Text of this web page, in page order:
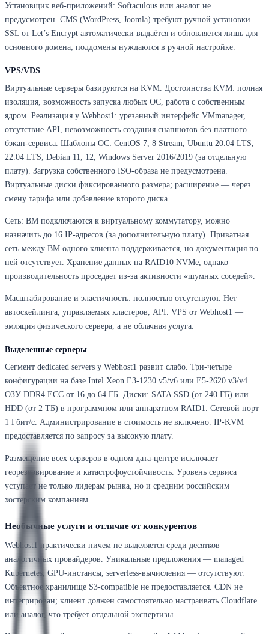
Установщик веб-приложений: Softaculous или аналог не
предусмотрен. CMS (WordPress, Joomla) требуют ручной установки.
SSL от Let’s Encrypt автоматически выдаётся и обновляется лишь для
основного домена; поддомены нуждаются в ручной настройке.
VPS/VDS
Виртуальные серверы базируются на KVM. Достоинства KVM: полная
изоляция, возможность запуска любых ОС, работа с собственным
ядром. Реализация у Webhost1: урезанный интерфейс VMmanager,
отсутствие API, невозможность создания снапшотов без платного
бэкап-сервиса. Шаблоны ОС: CentOS 7, 8 Stream, Ubuntu 20.04 LTS,
22.04 LTS, Debian 11, 12, Windows Server 2016/2019 (за отдельную
плату). Загрузка собственного ISO-образа не предусмотрена.
Виртуальные диски фиксированного размера; расширение — через
смену тарифа или добавление второго диска.
Сеть: ВМ подключаются к виртуальному коммутатору, можно
назначить до 16 IP-адресов (за дополнительную плату). Приватная
сеть между ВМ одного клиента поддерживается, но документация по
ней отсутствует. Хранение данных на RAID10 NVMe, однако
производительность проседает из-за активности «шумных соседей».
Масштабирование и эластичность: полностью отсутствуют. Нет
автоскейлинга, управляемых кластеров, API. VPS от Webhost1 —
эмляция физического сервера, а не облачная услуга.
Выделенные серверы
Сегмент dedicated servers у Webhost1 развит слабо. Три-четыре
конфигурации на базе Intel Xeon E3-1230 v5/v6 или E5-2620 v3/v4.
ОЗУ DDR4 ECC от 16 до 64 ГБ. Диски: SATA SSD (от 240 ГБ) или
HDD (от 2 ТБ) в программном или аппаратном RAID1. Сетевой порт
1 Гбит/с. Администрирование в стоимость не включено. IP-KVM
предоставляется по запросу за высокую плату.
Размещение всех серверов в одном дата-центре исключает
георезервирование и катастрофоустойчивость. Уровень сервиса
уступает не только лидерам рынка, но и средним российским
хостерским компаниям.
Необычные услуги и отличие от конкурентов
Webhost1 практически ничем не выделяется среди десятков
аналогичных провайдеров. Уникальные предложения — managed
Kubernetes, GPU-инстансы, serverless-вычисления — отсутствуют.
Объектное хранилище S3-compatible не предоставляется. CDN не
интегрирован; клиент должен самостоятельно настраивать Cloudflare
или аналог, что требует отдельной экспертизы.